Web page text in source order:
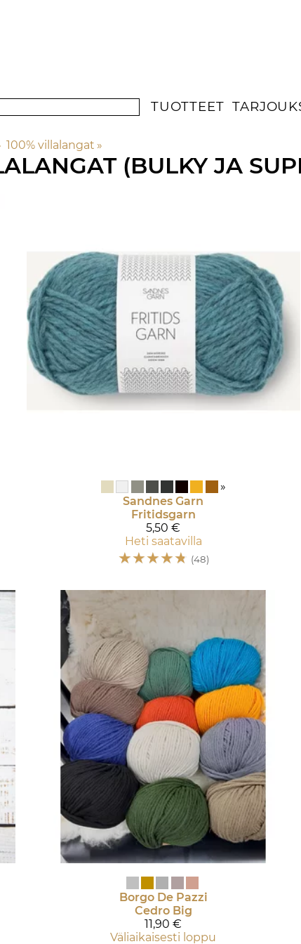
TUOTTEET
100% villalangat ‪»
(BULKY JA
»
Sandnes Garn
Fritidsgarn
5,50 €
Heti saatavilla
☆☆☆☆☆ (48)
Borgo De Pazzi
Cedro Big
11,90 €
Väliaikaisesti loppu